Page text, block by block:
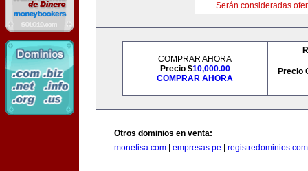
Serán consideradas
COMPRAR AHORA
Precio $10,000.00
COMPRAR AHORA
Precio
Otros dominios en venta:
monetisa.com
empresas.pe registredominios.com